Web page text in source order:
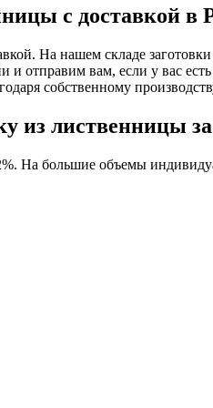
с доставкой в
На нашем складе
отправим вам, если у вас
собственному
из лиственницы
На большие объемы